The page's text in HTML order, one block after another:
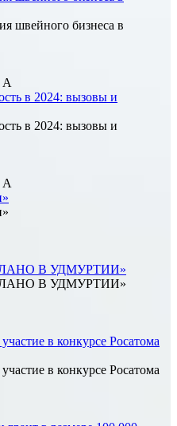
швейного бизнеса в
А
в 2024: вызовы и
в 2024: вызовы и
А
В УДМУРТИИ»
В УДМУРТИИ»
в конкурсе Росатома
в конкурсе Росатома